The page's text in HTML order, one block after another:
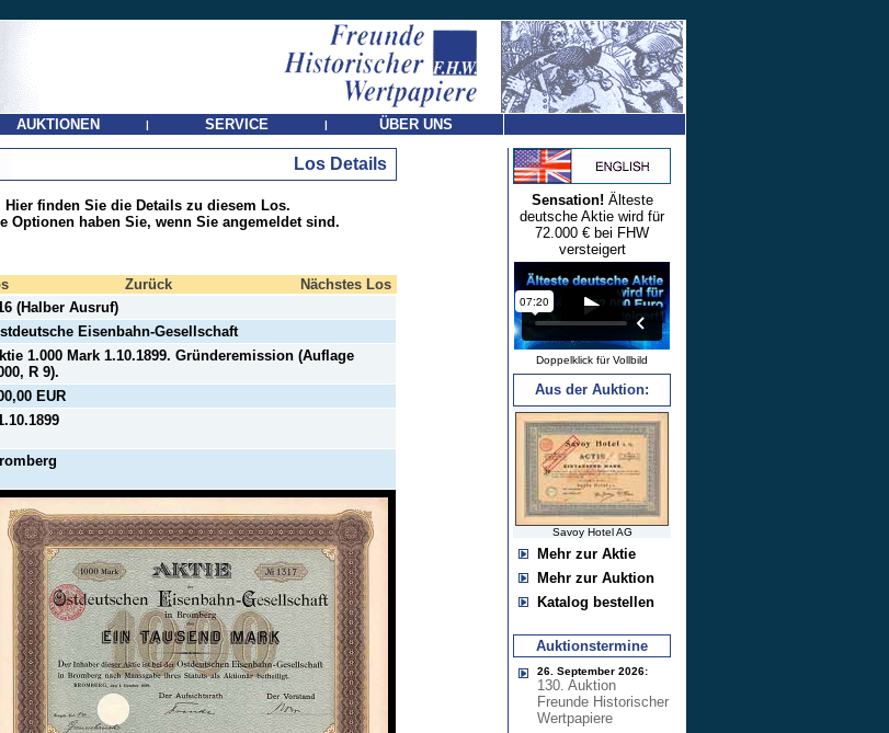
AUKTIONEN | SERVICE | ÜBER UNS
Los Details
Hier finden Sie die Details zu diesem Los.
Optionen haben Sie, wenn Sie angemeldet sind.
Zurück
Nächstes Los
(Halber Ausruf)
Eisenbahn-Gesellschaft
1.000 Mark 1.10.1899. Gründeremission (Auflage
R 9).
EUR
Sensation! Älteste
deutsche Aktie wird für
72.000 € bei FHW
versteigert
Doppelklick für Vollbild
Aus der Auktion:
Savoy Hotel AG
Mehr zur Aktie
Mehr zur Auktion
Katalog bestellen
Auktionstermine
26. September 2026:
130. Auktion
Freunde Historischer
Wertpapiere